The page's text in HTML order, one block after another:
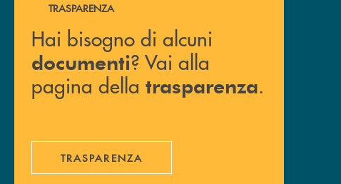
Hai bisogno di alcuni documenti ? Vai alla pagina della
TRASPARENZA
Hai bisogno di alcuni
documenti? Vai alla
pagina della trasparenza.
TRASPARENZA